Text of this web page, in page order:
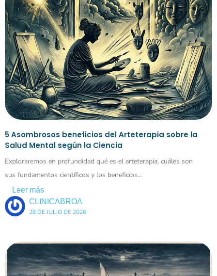
5 Asombrosos beneficios del Arteterapia sobre la
Salud Mental según la Ciencia
Exploraremos en profundidad qué es el arteterapia, cuáles son
sus fundamentos científicos y los beneficios...
Leer más
CLINICABROA
28 DE JULIO DE 2026